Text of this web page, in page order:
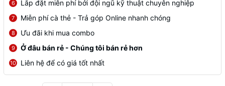
6 Lắp đặt miễn phí bởi đội ngũ kỹ thuật chuyên nghiệp
7 Miễn phí cà thẻ - Trả góp Online nhanh chóng
8 Ưu đãi khi mua combo
9 Ở đâu bán rẻ - Chúng tôi bán rẻ hơn
10 Liên hệ để có giá tốt nhất